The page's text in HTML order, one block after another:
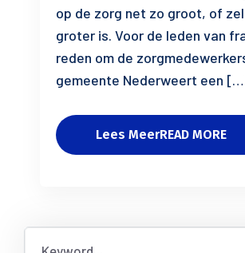
op de zorg net zo groot, of
groter is. Voor de leden van
reden om de
gemeente Nederweert een
Lees MeerREAD MORE